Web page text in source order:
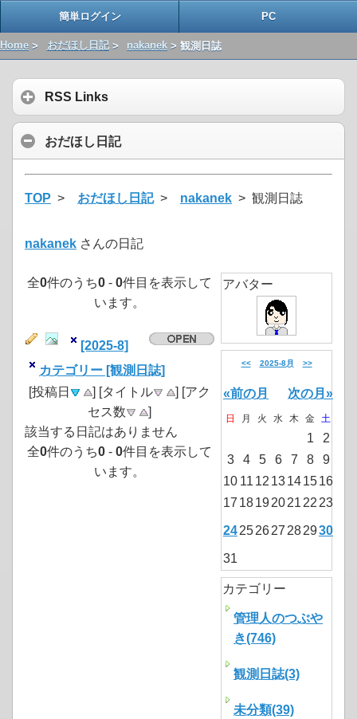
簡単ログイン PC
Home > おだほし日記> nakanek > 観測日誌
RSS Links
おだほし日記
TOP > おだほし日記> nakanek > 観測日誌
nakanek さんの日記
全0件のうち0 - 0件目を表示して
います。
[2025-8]
カテゴリー [観測日誌]
[投稿日
] [タイトル
] [アク
セス数
]
該当する日記はありません
全0件のうち0 - 0件目を表示して
います。
アバター
<< 2025-8月 >>
«前の月 次の月»
日 月 火 水 木 金 土
1
2
3
4 5 6 7 8
9
10 11 12 13141516
17 18192021 22 23
24252627 282930
31
カテゴリー
管理人のつぶや
き(746)
観測日誌(3)
未分類(39)